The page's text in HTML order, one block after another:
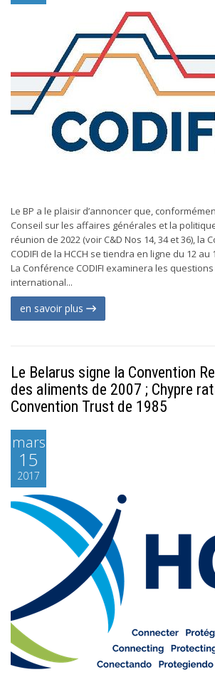
Le BP a le plaisir d’annoncer que,
Conseil sur les affaires générales et la
réunion de 2022 (voir C&D Nos 14, 34 et 36), la
CODIFI de la HCCH se tiendra en ligne du 12 au
La Conférence CODIFI examinera les
international...
en savoir plus
Le Belarus signe la Convention
des aliments de 2007 ; Chypre
Convention Trust de 1985
mars
15
2017